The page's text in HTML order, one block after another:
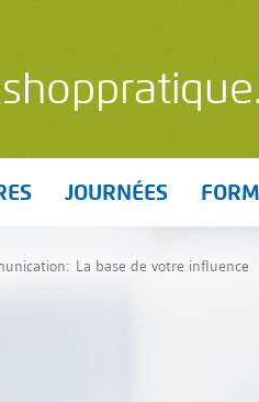
JOURNÉES
La base de votre influence